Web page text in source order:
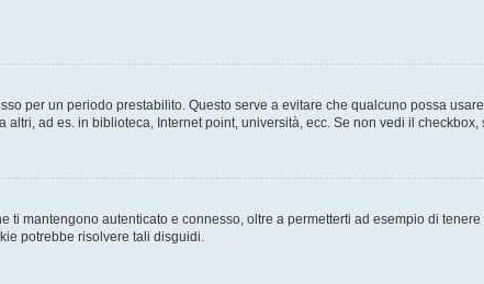
per un periodo prestabilito. Questo serve a evitare che qualcuno possa
ad es. in biblioteca, Internet point, università, ecc. Se non vedi il
ti mantengono autenticato e connesso, oltre a permetterti ad esempio di
potrebbe risolvere tali disguidi.